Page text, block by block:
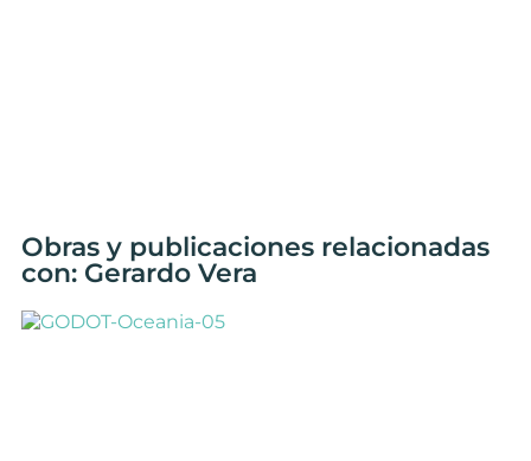
Obras y publicaciones relacionadas
con: Gerardo Vera